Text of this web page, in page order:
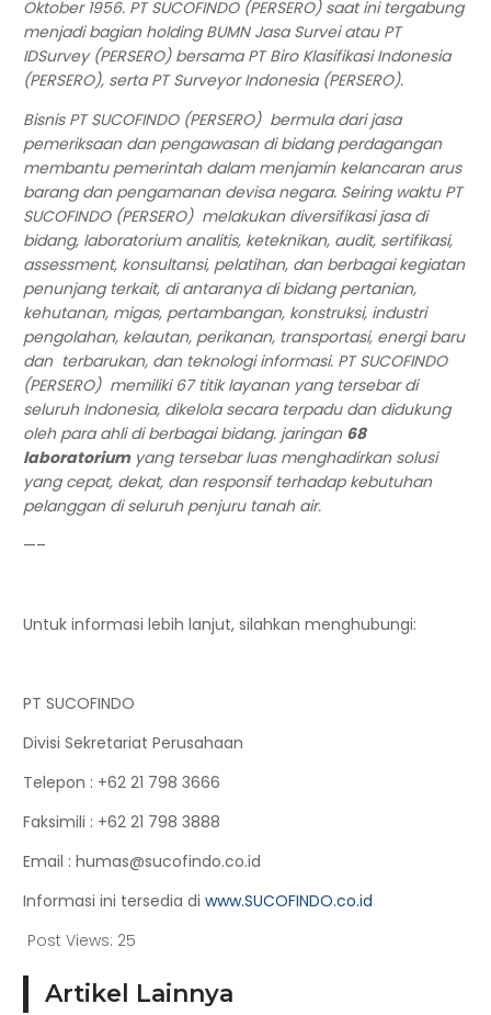
Oktober 1956. PT SUCOFINDO (PERSERO) saat ini tergabung
menjadi bagian holding BUMN Jasa Survei atau PT
IDSurvey (PERSERO) bersama PT Biro Klasifikasi Indonesia
(PERSERO), serta PT Surveyor Indonesia (PERSERO).
Bisnis PT SUCOFINDO (PERSERO) bermula dari jasa
pemeriksaan dan pengawasan di bidang perdagangan
membantu pemerintah dalam menjamin kelancaran arus
barang dan pengamanan devisa negara. Seiring waktu PT
SUCOFINDO (PERSERO) melakukan diversifikasi jasa di
bidang, laboratorium analitis, keteknikan, audit, sertifikasi,
assessment, konsultansi, pelatihan, dan berbagai kegiatan
penunjang terkait, di antaranya di bidang pertanian,
kehutanan, migas, pertambangan, konstruksi, industri
pengolahan, kelautan, perikanan, transportasi, energi baru
dan terbarukan, dan teknologi informasi. PT SUCOFINDO
(PERSERO) memiliki 67 titik layanan yang tersebar di
seluruh Indonesia, dikelola secara terpadu dan didukung
oleh para ahli di berbagai bidang. jaringan 68
laboratoriumyang tersebar luas menghadirkan solusi
yang cepat, dekat, dan responsif terhadap kebutuhan
pelanggan di seluruh penjuru tanah air.
—–
Untuk informasi lebih lanjut, silahkan menghubungi:
PT SUCOFINDO
Divisi Sekretariat Perusahaan
Telepon : +62 21 798 3666
Faksimili : +62 21 798 3888
Email : humas@sucofindo.co.id
Informasi ini tersedia di www.SUCOFINDO.co.id
Post Views: 25
Artikel Lainnya